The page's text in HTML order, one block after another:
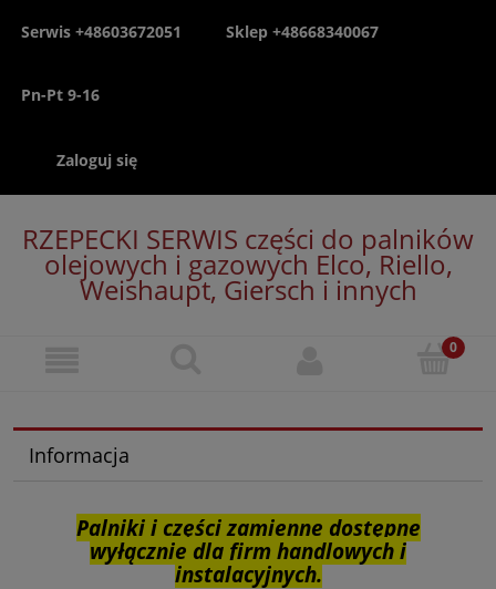
Serwis +48603672051 Sklep +48668340067
Pn-Pt 9-16
Zaloguj się
RZEPECKI SERWIS części do palników
olejowych i gazowych Elco, Riello,
Weishaupt, Giersch i innych
Informacja
Palniki i części zamienne dostępne
wyłącznie dla firm handlowych i
instalacyjnych.